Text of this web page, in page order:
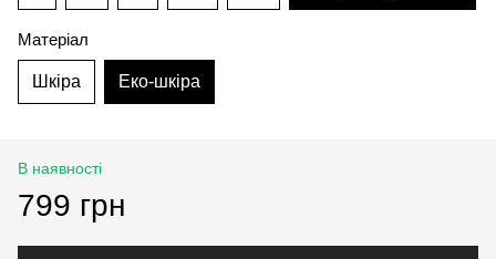
Матеріал
Шкіра Еко-шкіра
В наявності
799 грн